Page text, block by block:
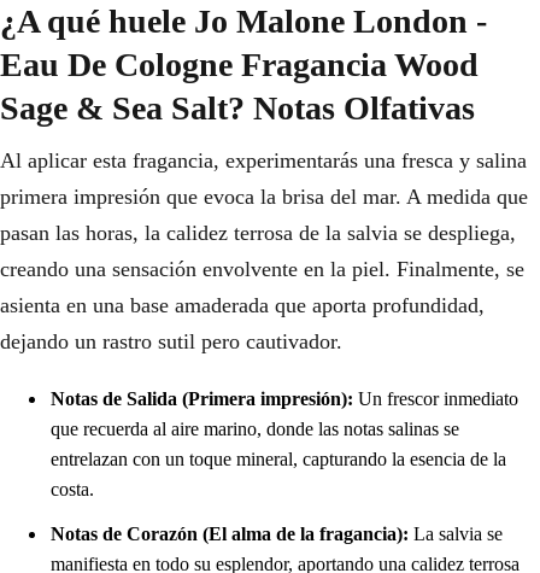
¿A qué huele Jo Malone London -
Eau De Cologne Fragancia Wood
Sage & Sea Salt? Notas Olfativas
Al aplicar esta fragancia, experimentarás una fresca y salina
primera impresión que evoca la brisa del mar. A medida que
pasan las horas, la calidez terrosa de la salvia se despliega,
creando una sensación envolvente en la piel. Finalmente, se
asienta en una base amaderada que aporta profundidad,
dejando un rastro sutil pero cautivador.
Notas de Salida (Primera impresión): Un frescor inmediato
que recuerda al aire marino, donde las notas salinas se
entrelazan con un toque mineral, capturando la esencia de la
costa.
Notas de Corazón (El alma de la fragancia): La salvia se
manifiesta en todo su esplendor, aportando una calidez terrosa